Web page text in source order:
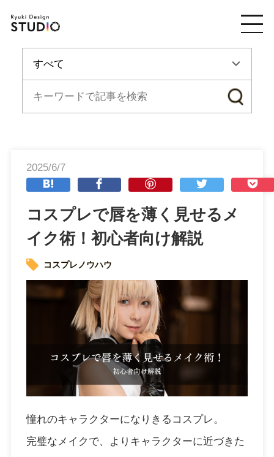
2025/6/7
コスプレで唇を薄く見せるメ
イク術！初心者向け解説
コスプレノウハウ
憧れのキャラクターになりきるコスプレ。
完璧なメイクで、よりキャラクターに近づきた